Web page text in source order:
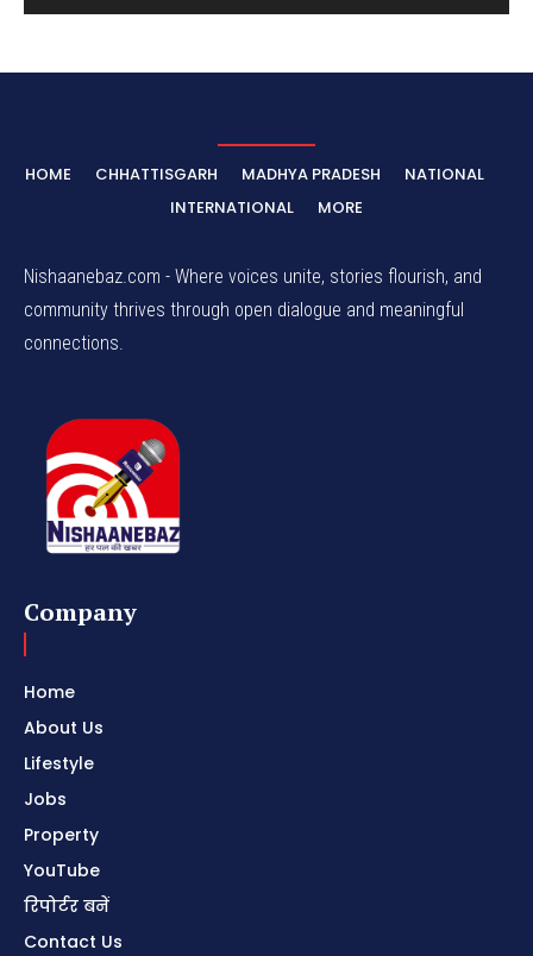
HOME CHHATTISGARH MADHYA PRADESH
NATIONAL
INTERNATIONAL
MORE
Nishaanebaz.com - Where voices unite, stories flourish, and
community thrives through open dialogue and meaningful
connections.
Company
Home
About Us
Lifestyle
Jobs
Property
YouTube
रिपोर्टर बनें
Contact Us